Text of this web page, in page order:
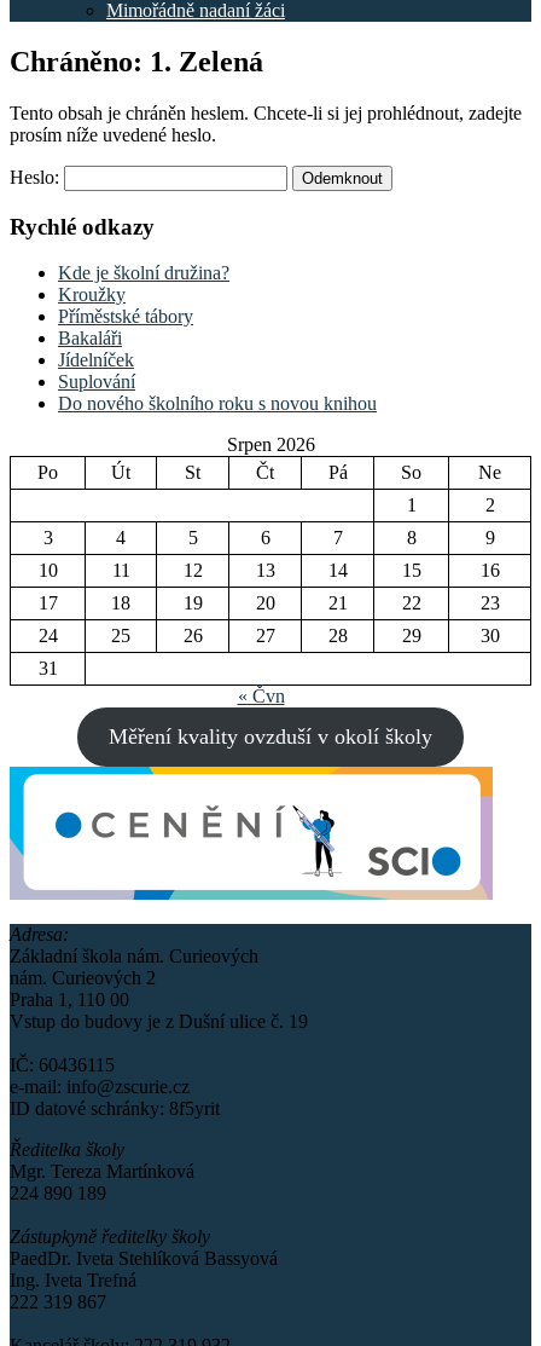
Mimořádně nadaní žáci
Chráněno: 1. Zelená
Tento obsah je chráněn heslem. Chcete-li si jej prohlédnout, zadejte
prosím níže uvedené heslo.
Heslo:
Rychlé odkazy
Kde je školní družina?
Kroužky
Příměstské tábory
Bakaláři
Jídelníček
Suplování
Do nového školního roku s novou knihou
Srpen 2026
Po
Út St Čt Pá So
Ne
1
2
3
4 5 6 7 8
9
10
11 12 13 14 15
16
17
18 19 20 21 22
23
24
25 26 27 28 29
30
31
« Čvn
Měření kvality ovzduší v okolí školy
Adresa:
Základní škola nám. Curieových
nám. Curieových 2
Praha 1, 110 00
Vstup do budovy je z Dušní ulice č. 19
IČ: 60436115
e-mail: info@zscurie.cz
ID datové schránky: 8f5yrit
Ředitelka školy
Mgr. Tereza Martínková
224 890 189
Zástupkyně ředitelky školy
PaedDr. Iveta Stehlíková Bassyová
Ing. Iveta Trefná
222 319 867